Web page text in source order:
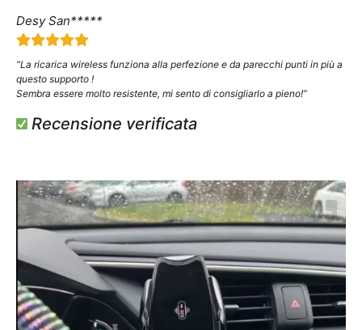
Desy San*****
“La ricarica wireless funziona alla perfezione e da parecchi punti in più a
questo supporto !
Sembra essere molto resistente, mi sento di consigliarlo a pieno!”
Recensione verificata